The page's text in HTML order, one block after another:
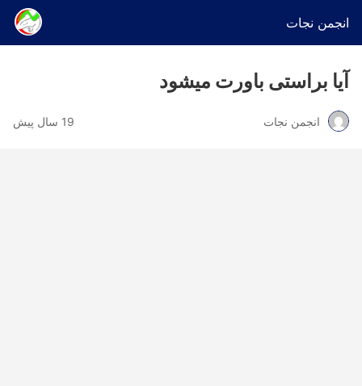
انجمن نجات
آیا براستی باورت میشود
انجمن نجات 19 سال پیش